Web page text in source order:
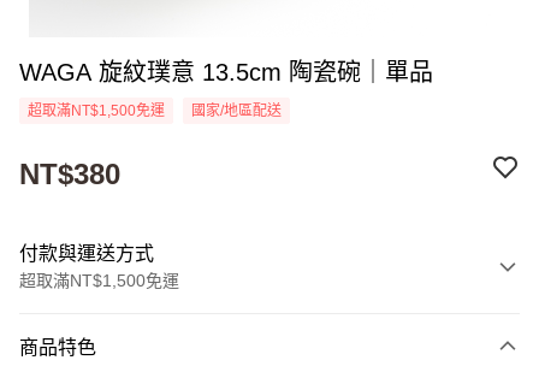
WAGA 旋紋璞意 13.5cm 陶瓷碗｜單品
超取滿NT$1,500免運 國家/地區配送
NT$380
付款與運送方式
超取滿NT$1,500免運
信用卡一次付款
商品特色